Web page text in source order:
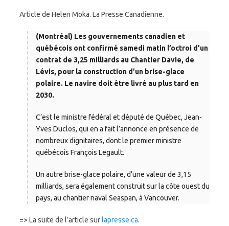
Article de Helen Moka. La Presse Canadienne.
(Montréal) Les gouvernements canadien et
québécois ont confirmé samedi matin l’octroi d’un
contrat de 3,25 milliards au Chantier Davie, de
Lévis, pour la construction d’un brise-glace
polaire. Le navire doit être livré au plus tard en
2030.
C’est le ministre fédéral et député de Québec, Jean-
Yves Duclos, qui en a fait l’annonce en présence de
nombreux dignitaires, dont le premier ministre
québécois François Legault.
Un autre brise-glace polaire, d’une valeur de 3,15
milliards, sera également construit sur la côte ouest du
pays, au chantier naval Seaspan, à Vancouver.
=> La suite de l’article surlapresse.ca.